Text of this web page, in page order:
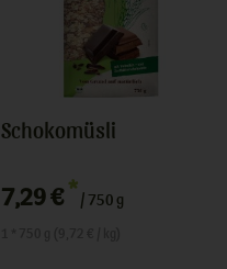
Schokomüsli
7,29 € */ 750 g